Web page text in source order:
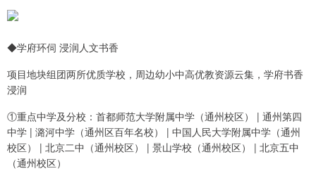
◆学府环伺 浸润人文书香
项目地块组团两所优质学校，周边幼小中高优教资源云集，学府书香
浸润
①重点中学及分校：首都师范大学附属中学（通州校区） | 通州第四
中学 | 潞河中学（通州区百年名校） | 中国人民大学附属中学（通州
校区） | 北京二中（通州校区） | 景山学校（通州校区） | 北京五中
（通州校区）